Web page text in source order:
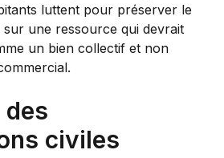
luttent pour préserver le
une ressource qui devrait
un bien collectif et non
des
civiles